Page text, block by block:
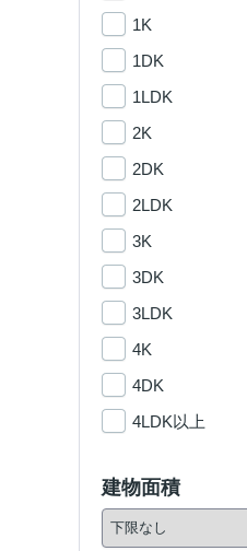
1K
1DK
1LDK
2K
2DK
2LDK
3K
3DK
3LDK
4K
4DK
4LDK以上
建物面積